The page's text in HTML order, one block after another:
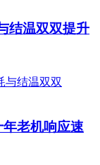
结温双双提升
老机响应速